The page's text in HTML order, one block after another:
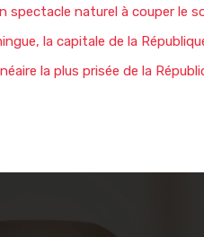
spectacle naturel à couper le
la capitale de la
la plus prisée de la